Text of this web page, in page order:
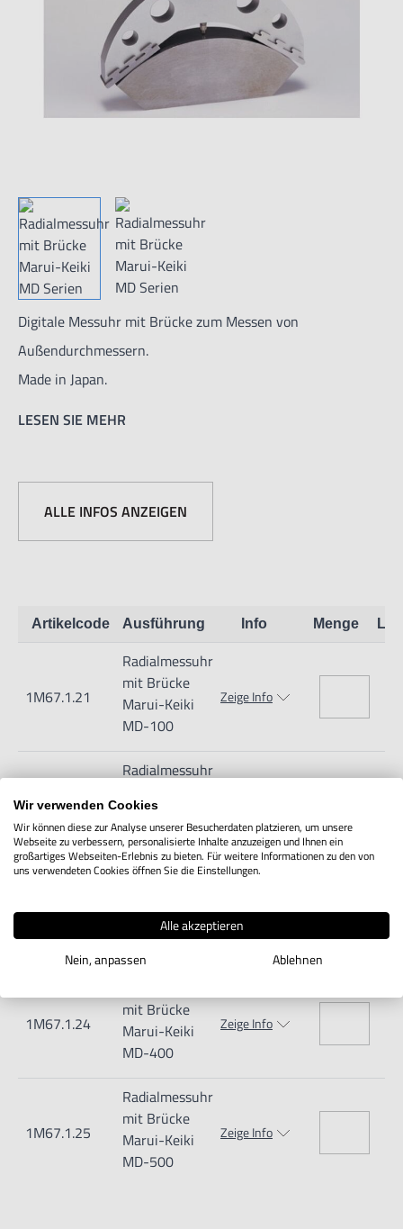
Digitale Messuhr mit Brücke zum Messen von
Außendurchmessern.
Made in Japan.
LESEN SIE MEHR
ALLE INFOS ANZEIGEN
Artikelcode Ausführung Info Menge
1M67.1.21
Radialmessuhr
mit Brücke
Marui-Keiki
MD-100
Zeige Info
1M67.1.22
Radialmessuhr
Marui-Keiki
MD-200
1M67.1.23
Radialmessuhr
Marui-Keiki
MD-300
Zeige Info
1M67.1.24
mit Brücke
Marui-Keiki
MD-400
Zeige Info
1M67.1.25
Radialmessuhr
mit Brücke
Marui-Keiki
MD-500
Zeige Info
Wir verwenden Cookies
Wir können diese zur Analyse unserer Besucherdaten platzieren, um unsere
Webseite zu verbessern, personalisierte Inhalte anzuzeigen und Ihnen ein
großartiges Webseiten-Erlebnis zu bieten. Für weitere Informationen zu den von
uns verwendeten Cookies öffnen Sie die Einstellungen.
Alle akzeptieren
Nein, anpassen
Ablehnen